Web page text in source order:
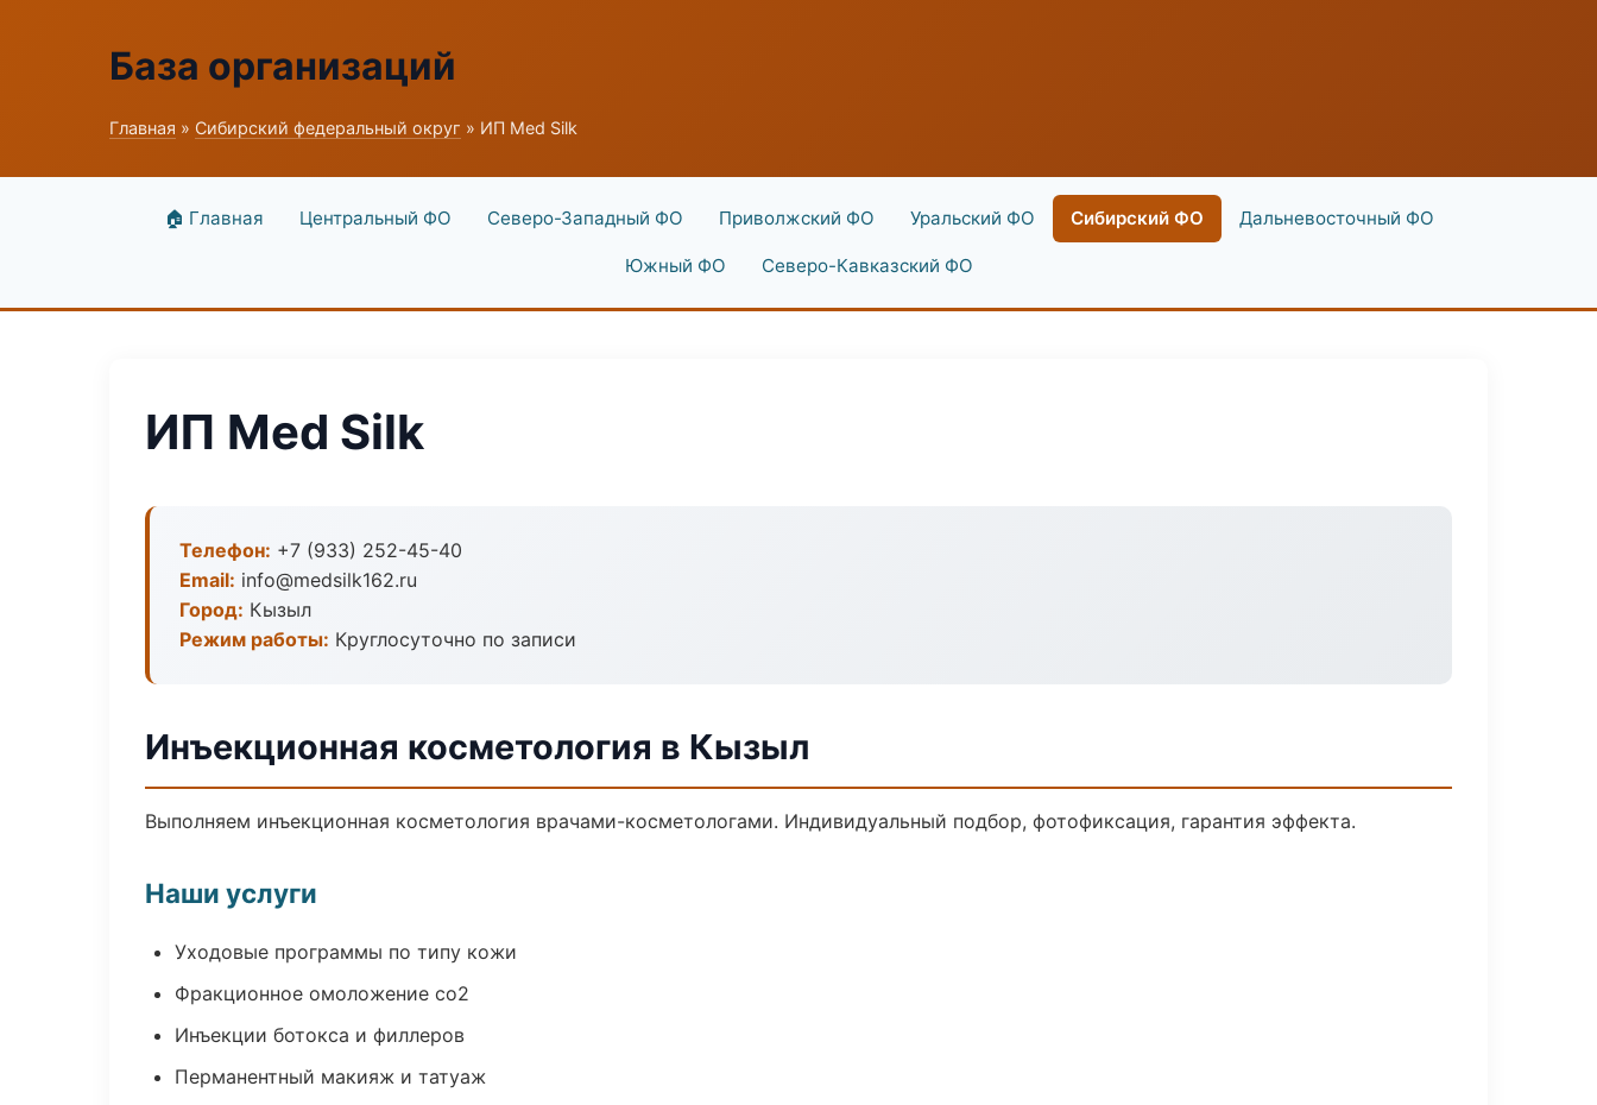
База организаций
Главная » Сибирский федеральный округ » ИП Med Silk
🏠 Главная Центральный ФО Северо-Западный ФО Приволжский ФО Уральский ФО Сибирский ФО Дальневосточный ФО
Южный ФО Северо-Кавказский ФО
ИП Med Silk
Телефон: +7 (933) 252-45-40
Email: info@medsilk162.ru
Город: Кызыл
Режим работы: Круглосуточно по записи
Инъекционная косметология в Кызыл
Выполняем инъекционная косметология врачами-косметологами. Индивидуальный подбор, фотофиксация, гарантия эффекта.
Наши услуги
Уходовые программы по типу кожи
Фракционное омоложение co2
Инъекции ботокса и филлеров
Перманентный макияж и татуаж